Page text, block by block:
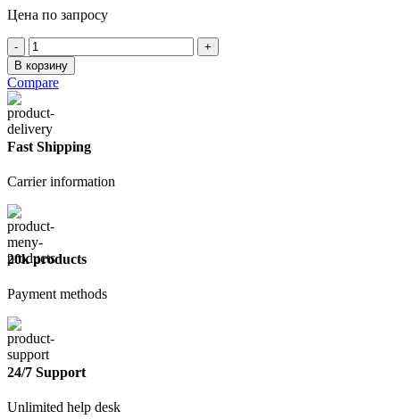
Цена по запросу
Количество
товара
Затирка
Церезит
Super
CE
33,
№40
2
В корзину
Compare
Fast Shipping
Carrier information
20k products
Payment methods
24/7 Support
Unlimited help desk